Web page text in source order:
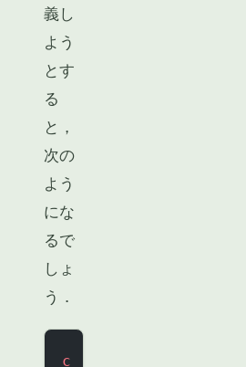
義し
よう
とす
る
と，
次の
よう
にな
るで
しょ
う．
c